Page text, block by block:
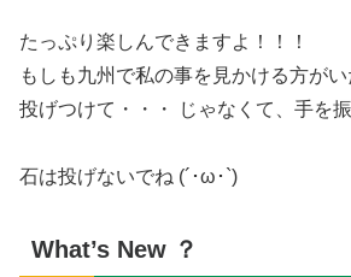
たっぷり楽しんできますよ！！！
もしも九州で私の事を見かける方が
投げつけて・・・ じゃなくて、手を
石は投げないでね (´･ω･`)
What’s New ？